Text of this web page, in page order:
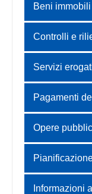
Beni
Controlli e
Servizi
Pagamenti
Opere
Informazioni